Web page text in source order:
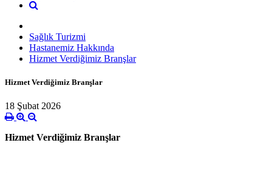
Sağlık Turizmi
Hastanemiz Hakkında
Hizmet Verdiğimiz Branşlar
Hizmet Verdiğimiz Branşlar
18 Şubat 2026
Hizmet Verdiğimiz Branşlar